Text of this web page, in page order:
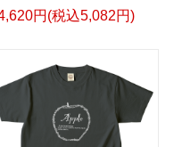
円(税込5,082円)